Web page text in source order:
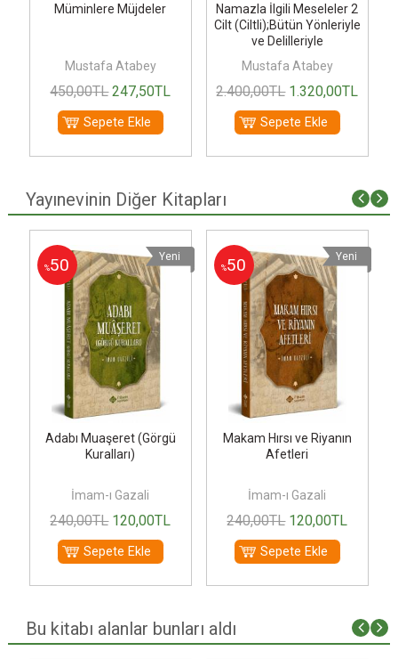
Müminlere Müjdeler
Mustafa Atabey
450,00TL 247,50TL
Sepete Ekle
Namazla İlgili Meseleler 2
Cilt (Ciltli);Bütün Yönleriyle
ve Delilleriyle
Mustafa Atabey
2.400,00TL 1.320,00TL
Sepete Ekle
Yayınevinin Diğer Kitapları
%50 Yeni
Adabı Muaşeret (Görgü
Kuralları)
İmam-ı Gazali
240,00TL 120,00TL
Sepete Ekle
%50 Yeni
Makam Hırsı ve Riyanın
Afetleri
İmam-ı Gazali
240,00TL 120,00TL
Sepete Ekle
Bu kitabı alanlar bunları aldı